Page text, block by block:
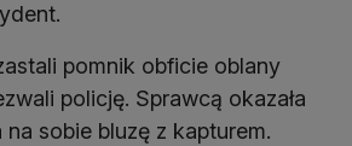
pomnik obficie oblany
policję. Sprawcą okazała
na sobie bluzę z kapturem.